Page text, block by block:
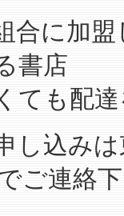
合に加
書店
ても配
し込み
ご連絡下